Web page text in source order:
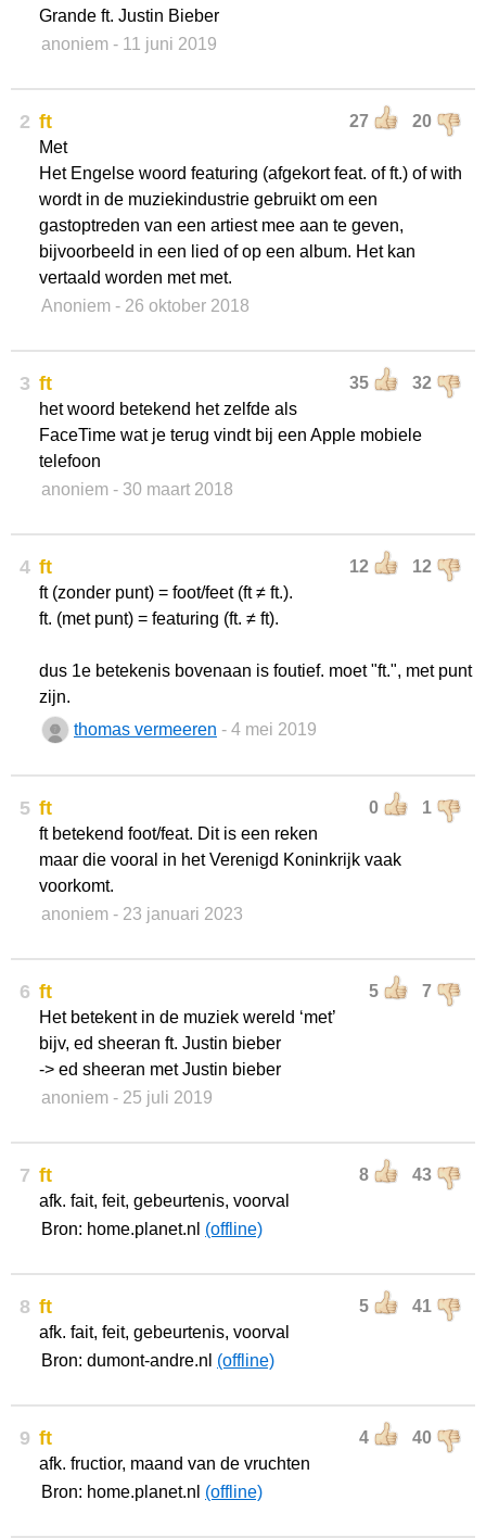
Grande ft. Justin Bieber
anoniem - 11 juni 2019
2 27 20
ft
Met
Het Engelse woord featuring (afgekort feat. of ft.) of with
wordt in de muziekindustrie gebruikt om een
gastoptreden van een artiest mee aan te geven,
bijvoorbeeld in een lied of op een album. Het kan
vertaald worden met met.
Anoniem - 26 oktober 2018
3 35 32
ft
het woord betekend het zelfde als
FaceTime wat je terug vindt bij een Apple mobiele
telefoon
anoniem - 30 maart 2018
4 12 12
ft
ft (zonder punt) = foot/feet (ft ≠ ft.).
ft. (met punt) = featuring (ft. ≠ ft).
dus 1e betekenis bovenaan is foutief. moet "ft.", met punt
zijn.
thomas vermeeren - 4 mei 2019
5 0 1
ft
ft betekend foot/feat. Dit is een reken
maar die vooral in het Verenigd Koninkrijk vaak
voorkomt.
anoniem - 23 januari 2023
6 5 7
ft
Het betekent in de muziek wereld ‘met’
bijv, ed sheeran ft. Justin bieber
-> ed sheeran met Justin bieber
anoniem - 25 juli 2019
7 8 43
ft
afk. fait, feit, gebeurtenis, voorval
Bron: home.planet.nl (offline)
8 5 41
ft
afk. fait, feit, gebeurtenis, voorval
Bron: dumont-andre.nl (offline)
9 4 40
ft
afk. fructior, maand van de vruchten
Bron: home.planet.nl (offline)